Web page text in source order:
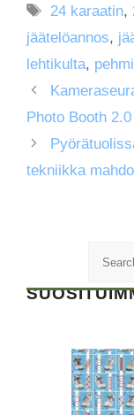
Avainsanat
24 karaatin,
jäätelöannos,
lehtikulta,
Photo Booth 2.0
tekniikka